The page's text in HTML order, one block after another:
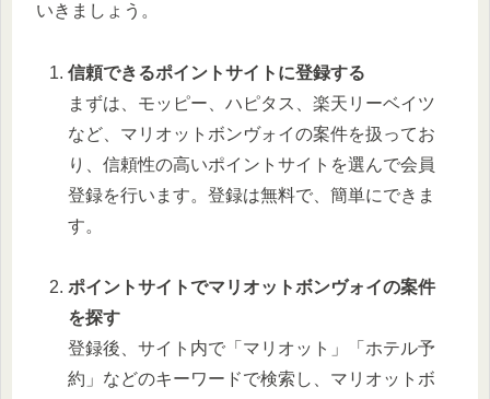
いきましょう。
信頼できるポイントサイトに登録する
まずは、モッピー、ハピタス、楽天リーベイツ
など、マリオットボンヴォイの案件を扱ってお
り、信頼性の高いポイントサイトを選んで会員
登録を行います。登録は無料で、簡単にできま
す。
ポイントサイトでマリオットボンヴォイの案件
を探す
登録後、サイト内で「マリオット」「ホテル予
約」などのキーワードで検索し、マリオットボ